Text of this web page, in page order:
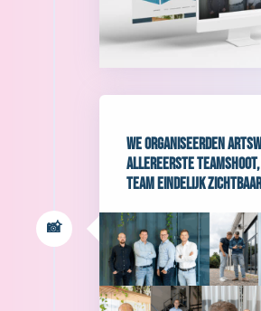
We organiseerden
allereerste teamshoot,
team eindelijk
📸